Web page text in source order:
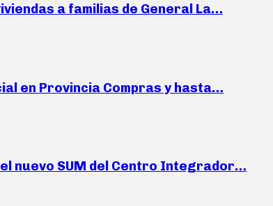
a familias de General La…
en Provincia Compras y hasta…
nuevo SUM del Centro Integrador…